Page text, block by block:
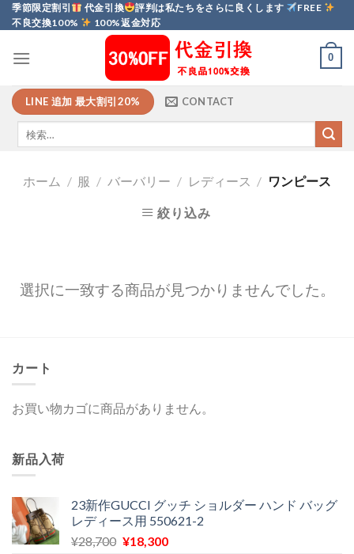
Skip
to
季節限定割引 代金引換 評判は私たちをさらに良くします
FREE
不良交換100%
100%返金対応
0
LINE 追加 最大割引20% CONTACT
ホーム / 服 / バーバリー / レディース / ワンピース
絞り込み
選択に一致する商品が見つかりませんでした。
カート
お買い物カゴに商品がありません。
新品入荷
23新作GUCCI グッチ ショルダー ハンド バッグ
レディース用 550621-2
¥28,700 元
¥18,300現